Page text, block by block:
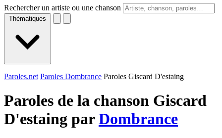
Rechercher un artiste ou une chanson
Thématiques
Paroles.net Paroles Dombrance Paroles Giscard D'estaing
Paroles de la chanson Giscard
D'estaing parDombrance